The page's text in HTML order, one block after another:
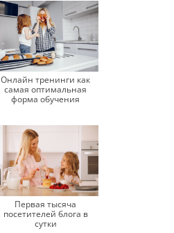
Онлайн тренинги как
самая оптимальная
форма обучения
Первая тысяча
посетителей блога в
сутки